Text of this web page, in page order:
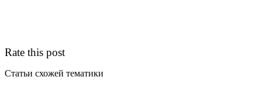
Rate this post
Статьи схожей тематики